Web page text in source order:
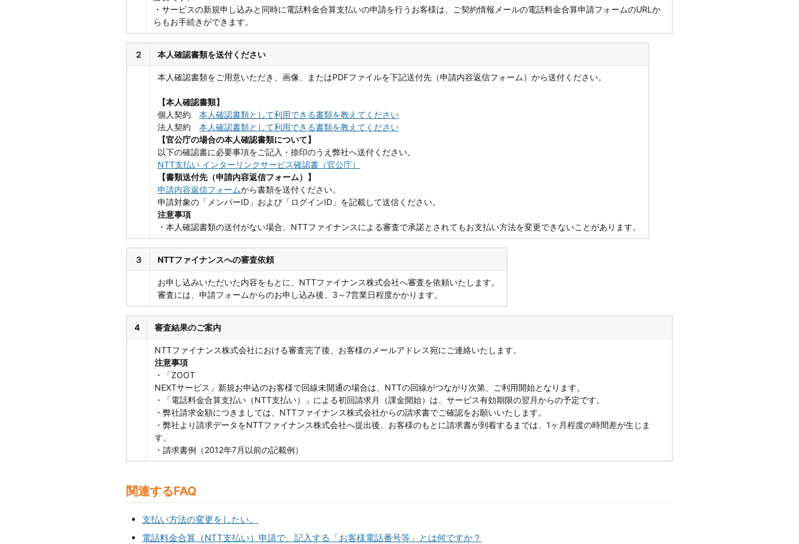
・サービスの新規申し込みと同時に電話料金合算支払いの申請を行うお客様は、ご契約情報メールの電話料金合算申請フォームのURLか
らもお手続きができます。
２ 本人確認書類を送付ください
本人確認書類をご用意いただき、画像、またはPDFファイルを下記送付先（申請内容返信フォーム）から送付ください。
【本人確認書類】
個人契約 本人確認書類として利用できる書類を教えてください
法人契約 本人確認書類として利用できる書類を教えてください
【官公庁の場合の本人確認書類について】
以下の確認書に必要事項をご記入・捺印のうえ弊社へ送付ください。
NTT支払い インターリンクサービス確認書（官公庁）
【書類送付先（申請内容返信フォーム）】
申請内容返信フォームから書類を送付ください。
申請対象の「メンバーID」および「ログインID」を記載して送信ください。
注意事項
・本人確認書類の送付がない場合、NTTファイナンスによる審査で承諾とされてもお支払い方法を変更できないことがあります。
３ NTTファイナンスへの審査依頼
お申し込みいただいた内容をもとに、NTTファイナンス株式会社へ審査を依頼いたします。
審査には、申請フォームからのお申し込み後、3～7営業日程度かかります。
4 審査結果のご案内
NTTファイナンス株式会社における審査完了後、お客様のメールアドレス宛にご連絡いたします。
注意事項
・「ZOOT
NEXTサービス」新規お申込のお客様で回線未開通の場合は、NTTの回線がつながり次第、ご利用開始となります。
・「電話料金合算支払い（NTT支払い）」による初回請求月（課金開始）は、サービス有効期限の翌月からの予定です。
・弊社請求金額につきましては、NTTファイナンス株式会社からの請求書でご確認をお願いいたします。
・弊社より請求データをNTTファイナンス株式会社へ提出後、お客様のもとに請求書が到着するまでは、1ヶ月程度の時間差が生じま
す。
・請求書例（2012年7月以前の記載例）
関連するFAQ
支払い方法の変更をしたい。
電話料金合算（NTT支払い）申請で、記入する「お客様電話番号等」とは何ですか？